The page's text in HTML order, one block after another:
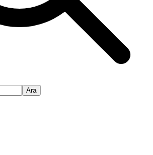
Ara